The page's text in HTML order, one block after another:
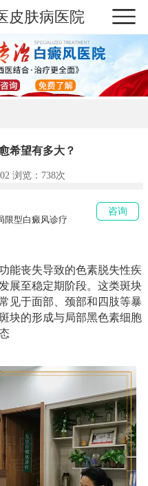
皮肤病医院
希望有多大？
浏览： 738次
限型白癜风诊疗
咨询
能丧失导致的色素脱失性疾
展至稳定期阶段。这类斑块
见于面部、颈部和四肢等暴
块的形成与局部黑色素细胞